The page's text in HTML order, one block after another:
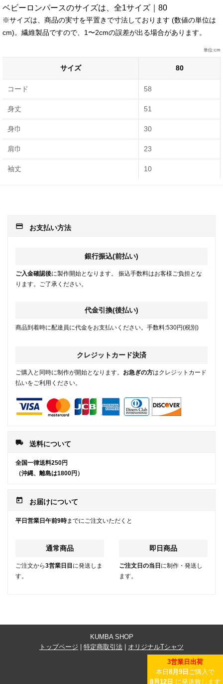
ベビーロンパースのサイズは、全1サイズ｜80
※サイズは、商品の実寸を平置きで寸法しております (数値の単位は
cm)。繊維製品ですので、1〜2cmの誤差が出る場合があります。
単位:cm
サイズ 80
コード 58
身丈 51
身巾 30
肩巾 23
袖丈 10
payment お支払い方法
銀行振込(前払い)
ご入金確認後に製作開始となります。 振込手数料はお客様ご負担とな
ります。ご了承ください。
代金引換(後払い)
商品到着時に配達員に代金をお支払いください。手数料:530円(税別)
クレジットカード決済
ご購入と同時に制作が開始となります。 お急ぎの方はクレジットカード
払いをご利用ください。
local_shipping 送料について
全国一律送料250円
（沖縄、離島は1800円）
today お届けについて
平日営業日午前9時までにご注文いただくと
通常商品
ご注文から3営業日目 に発送しま
す。
即日商品
ご注文日の当日 に制作・発送し
ます。
KUMBA SHOP
トップページ
特定商取引法
オリジナルTシャツ
3営業日出荷
本日 8月9日 ご購入で
8月12日 に発送致します